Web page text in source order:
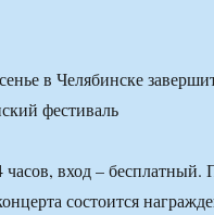
часов, вход – бесплатный.
состоится